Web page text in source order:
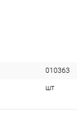
010363
шт